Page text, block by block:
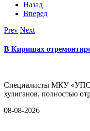
Назад
Вперед
Prev Next
В Киришах
Специалисты МКУ
хулиганов, полностью
08-08-2026